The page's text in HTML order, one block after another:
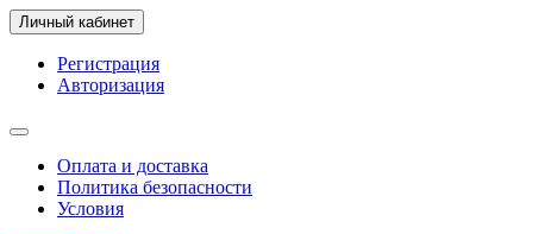
Личный кабинет
Регистрация
Авторизация
Оплата и доставка
Политика безопасности
Условия